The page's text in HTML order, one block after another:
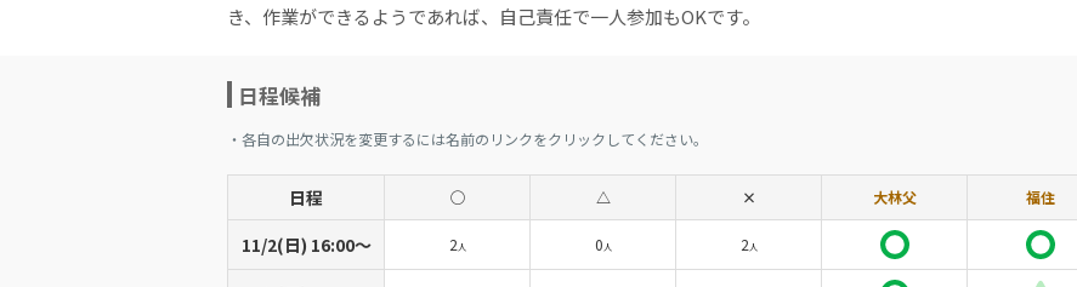
き、作業ができるようであれば、自己責任で一人参加もOKです。
日程候補
・各自の出欠状況を変更するには名前のリンクをクリックしてください。
日程 ◯ △ × 大林父 福住
11/2(日) 16:00〜 2人 0人 2人